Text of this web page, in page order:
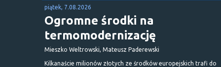
piątek, 7.08.2026
Ogromne środki na
termomodernizację
Mieszko Weltrowski, Mateusz Paderewski
Kilkanaście milionów złotych ze środków europejskich trafi do